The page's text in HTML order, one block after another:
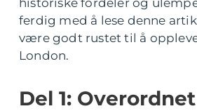
historiske fordeler og
ferdig med å lese denne
være godt rustet til å
London.
Del 1: